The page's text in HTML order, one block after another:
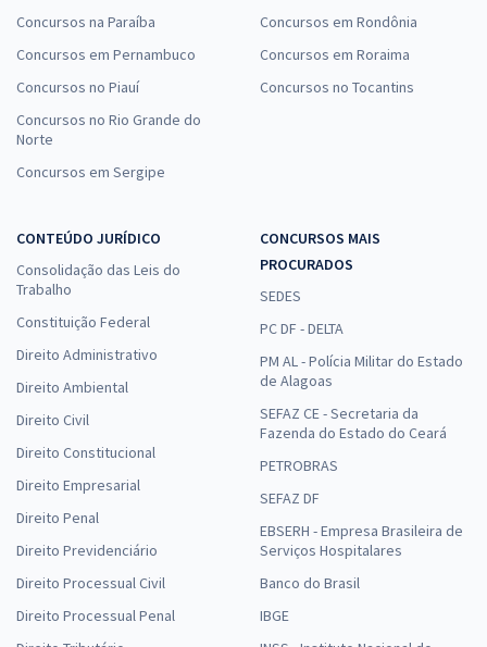
Concursos na Paraíba
Concursos em Pernambuco
Concursos no Piauí
Concursos no Rio Grande do
Norte
Concursos em Sergipe
Concursos em Rondônia
Concursos em Roraima
Concursos no Tocantins
CONTEÚDO JURÍDICO
Consolidação das Leis do
Trabalho
Constituição Federal
Direito Administrativo
Direito Ambiental
Direito Civil
Direito Constitucional
Direito Empresarial
Direito Penal
Direito Previdenciário
Direito Processual Civil
Direito Processual Penal
CONCURSOS MAIS
PROCURADOS
SEDES
PC DF - DELTA
PM AL - Polícia Militar do Estado
de Alagoas
SEFAZ CE - Secretaria da
Fazenda do Estado do Ceará
PETROBRAS
SEFAZ DF
EBSERH - Empresa Brasileira de
Serviços Hospitalares
Banco do Brasil
IBGE